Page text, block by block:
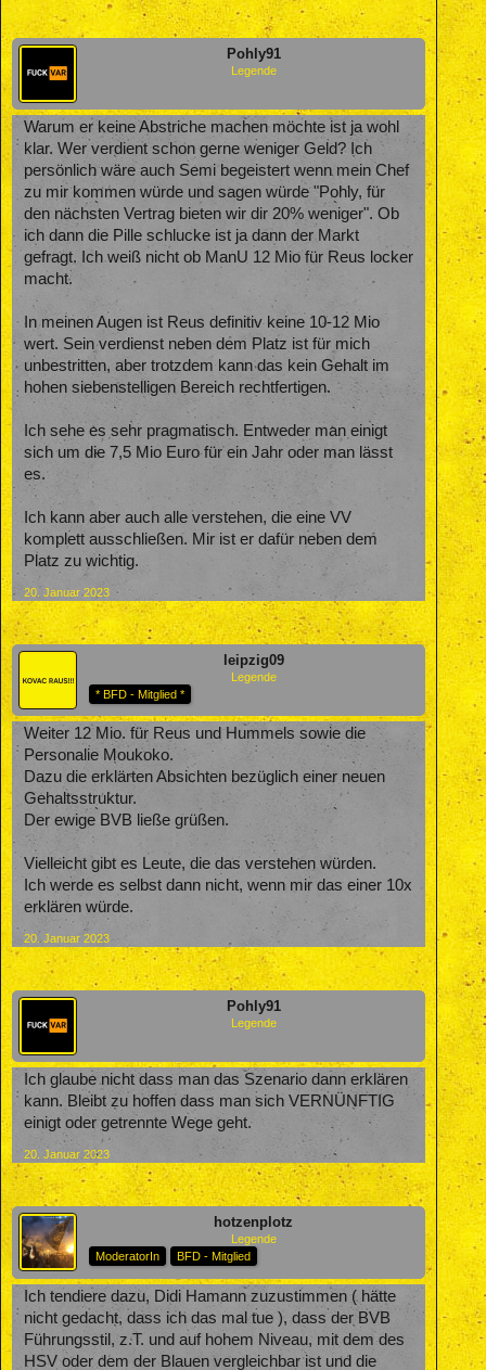
Pohly91
Legende
Warum er keine Abstriche machen möchte ist ja wohl
klar. Wer verdient schon gerne weniger Geld? Ich
persönlich wäre auch Semi begeistert wenn mein Chef
zu mir kommen würde und sagen würde "Pohly, für
den nächsten Vertrag bieten wir dir 20% weniger". Ob
ich dann die Pille schlucke ist ja dann der Markt
gefragt. Ich weiß nicht ob ManU 12 Mio für Reus locker
macht.
In meinen Augen ist Reus definitiv keine 10-12 Mio
wert. Sein verdienst neben dem Platz ist für mich
unbestritten, aber trotzdem kann das kein Gehalt im
hohen siebenstelligen Bereich rechtfertigen.
Ich sehe es sehr pragmatisch. Entweder man einigt
sich um die 7,5 Mio Euro für ein Jahr oder man lässt
es.
Ich kann aber auch alle verstehen, die eine VV
komplett ausschließen. Mir ist er dafür neben dem
Platz zu wichtig.
20. Januar 2023
leipzig09
Legende
* BFD - Mitglied *
Weiter 12 Mio. für Reus und Hummels sowie die
Personalie Moukoko.
Dazu die erklärten Absichten bezüglich einer neuen
Gehaltsstruktur.
Der ewige BVB ließe grüßen.
Vielleicht gibt es Leute, die das verstehen würden.
Ich werde es selbst dann nicht, wenn mir das einer 10x
erklären würde.
20. Januar 2023
Pohly91
Legende
Ich glaube nicht dass man das Szenario dann erklären
kann. Bleibt zu hoffen dass man sich VERNÜNFTIG
einigt oder getrennte Wege geht.
20. Januar 2023
hotzenplotz
Legende
ModeratorIn
BFD - Mitglied
Ich tendiere dazu, Didi Hamann zuzustimmen ( hätte
nicht gedacht, dass ich das mal tue ), dass der BVB
Führungsstil, z.T. und auf hohem Niveau, mit dem des
HSV oder dem der Blauen vergleichbar ist und die